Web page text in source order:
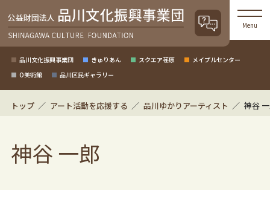
Menu
品川文化振興事業団 きゅりあん スクエア荏原
メイプルセンター
O美術館
品川区民ギャラリー
トップ アート活動を応援する 品川ゆかりアーティスト 神谷
神谷 一郎